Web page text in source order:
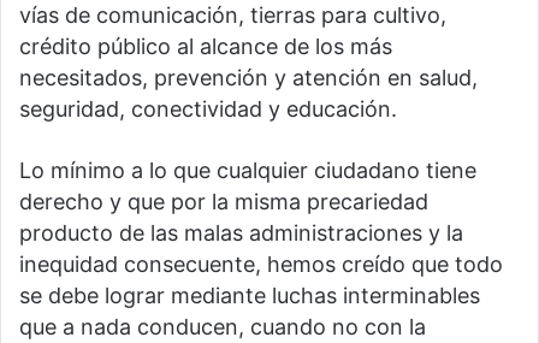
vías de comunicación, tierras para cultivo,
crédito público al alcance de los más
necesitados, prevención y atención en salud,
seguridad, conectividad y educación.
Lo mínimo a lo que cualquier ciudadano tiene
derecho y que por la misma precariedad
producto de las malas administraciones y la
inequidad consecuente, hemos creído que todo
se debe lograr mediante luchas interminables
que a nada conducen, cuando no con la